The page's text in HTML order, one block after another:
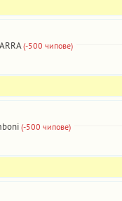
(-500 чипове)
(-500 чипове)